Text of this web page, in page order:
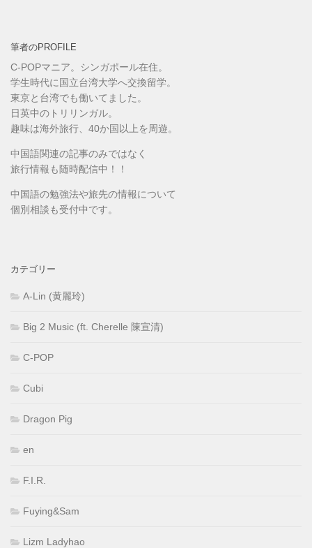
筆者のPROFILE
C-POPマニア。シンガポール在住。
学生時代に国立台湾大学へ交換留学。
東京と台湾でも働いてました。
日英中のトリリンガル。
趣味は海外旅行、40か国以上を周遊。
中国語関連の記事のみではなく
旅行情報も随時配信中！！
中国語の勉強法や旅先の情報について
個別相談も受付中です。
カテゴリー
A-Lin (黄麗玲)
Big 2 Music (ft. Cherelle 陳宣清)
C-POP
Cubi
Dragon Pig
en
F.I.R.
Fuying&Sam
Lizm Ladyhao